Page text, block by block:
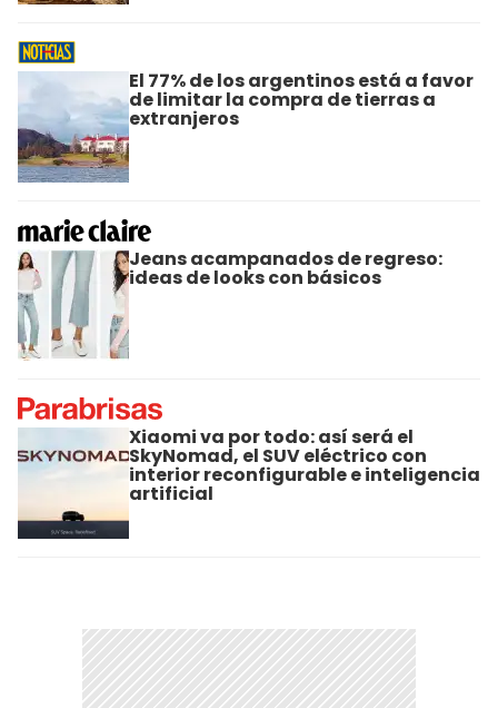
El 77% de los argentinos está a favor
de limitar la compra de tierras a
extranjeros
Jeans acampanados de regreso:
ideas de looks con básicos
Xiaomi va por todo: así será el
SkyNomad, el SUV eléctrico con
interior reconfigurable e inteligencia
artificial